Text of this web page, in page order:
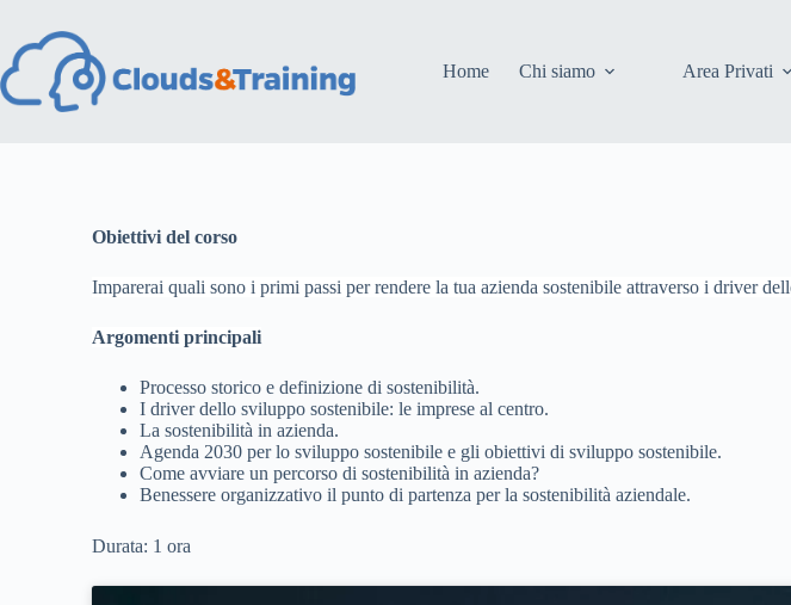
Home Chi siamo Area Privati
Obiettivi del corso
Imparerai quali sono i primi passi per rendere la tua azienda sostenibile attraverso i driver
Argomenti principali
Processo storico e definizione di sostenibilità.
I driver dello sviluppo sostenibile: le imprese al centro.
La sostenibilità in azienda.
Agenda 2030 per lo sviluppo sostenibile e gli obiettivi di sviluppo sostenibile.
Come avviare un percorso di sostenibilità in azienda?
Benessere organizzativo il punto di partenza per la sostenibilità aziendale.
Durata: 1 ora